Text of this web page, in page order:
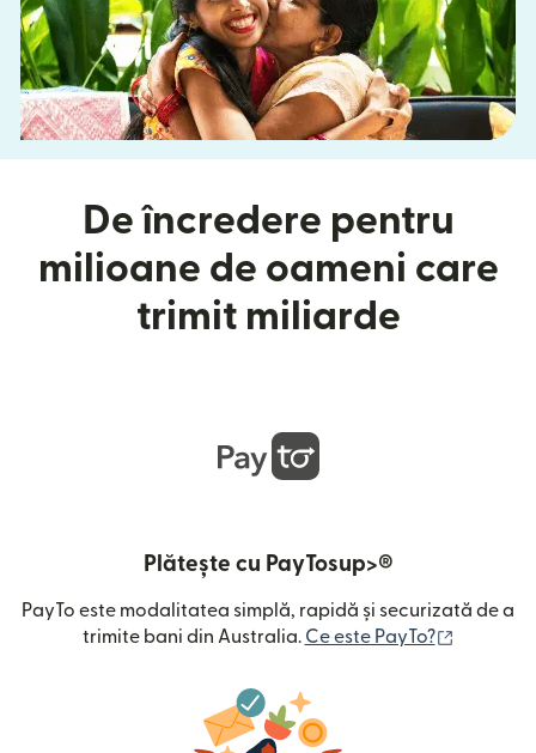
De încredere pentru
milioane de oameni care
trimit miliarde
Plătește cu PayTosup>®
PayTo este modalitatea simplă, rapidă și securizată de a
trimite bani din Australia. Ce este PayTo?